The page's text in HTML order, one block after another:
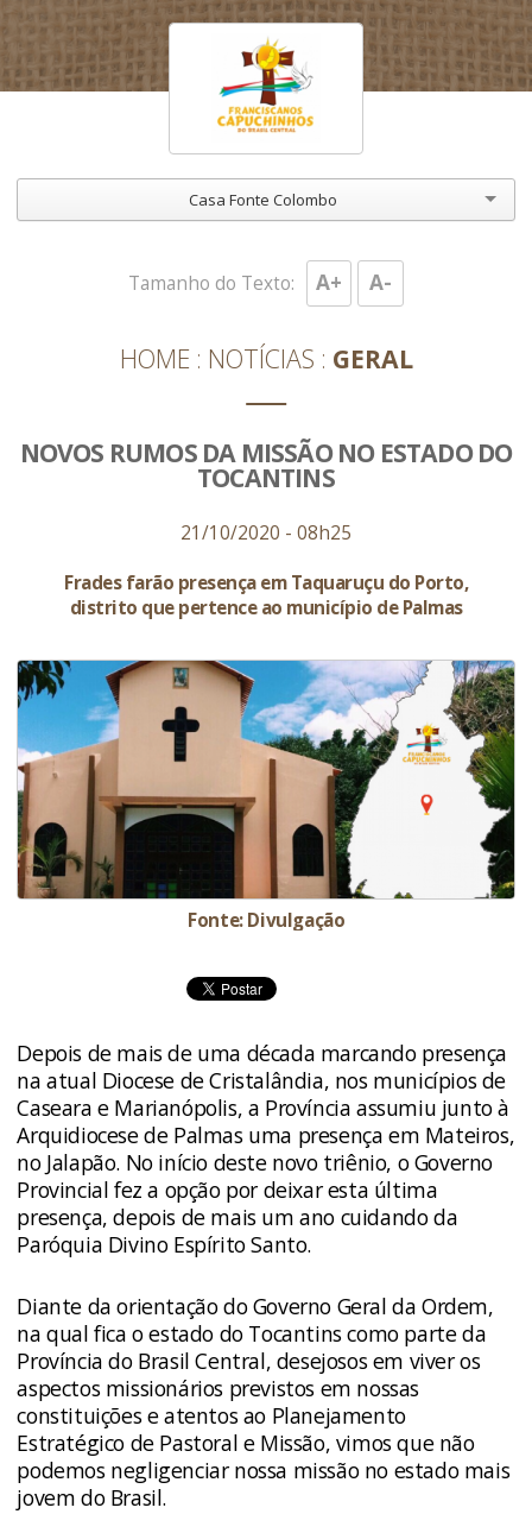
Casa Fonte Colombo
HOME NOTÍCIAS GERAL
Tamanho do Texto: A+ A-
NOVOS RUMOS DA MISSÃO NO ESTADO DO
TOCANTINS
21/10/2020 - 08h25
Frades farão presença em Taquaruçu do Porto,
distrito que pertence ao município de Palmas
Fonte: Divulgação
Depois de mais de uma década marcando presença
na atual Diocese de Cristalândia, nos municípios de
Caseara e Marianópolis, a Província assumiu junto à
Arquidiocese de Palmas uma presença em Mateiros,
no Jalapão. No início deste novo triênio, o Governo
Provincial fez a opção por deixar esta última
presença, depois de mais um ano cuidando da
Paróquia Divino Espírito Santo.
Diante da orientação do Governo Geral da Ordem,
na qual fica o estado do Tocantins como parte da
Província do Brasil Central, desejosos em viver os
aspectos missionários previstos em nossas
constituições e atentos ao Planejamento
Estratégico de Pastoral e Missão, vimos que não
podemos negligenciar nossa missão no estado mais
jovem do Brasil.